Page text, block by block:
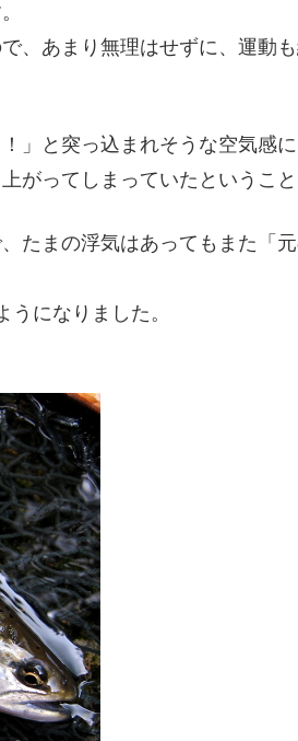
、あまり無理はせずに、運動
」と突っ込まれそうな空気感に
がってしまっていたということ
たまの浮気はあってもまた「
になりました。